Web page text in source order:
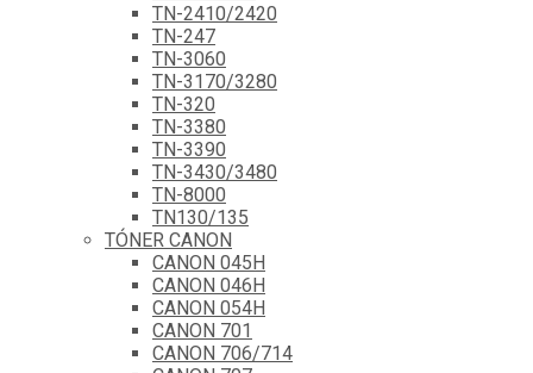
TN-2410/2420
TN-247
TN-3060
TN-3170/3280
TN-320
TN-3380
TN-3390
TN-3430/3480
TN-8000
TN130/135
TÓNER CANON
CANON 045H
CANON 046H
CANON 054H
CANON 701
CANON 706/714